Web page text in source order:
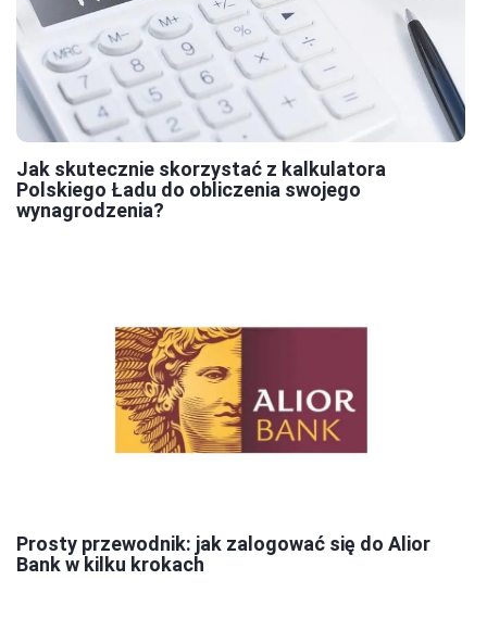
Jak skutecznie skorzystać z kalkulatora
Polskiego Ładu do obliczenia swojego
wynagrodzenia?
Prosty przewodnik: jak zalogować się do Alior
Bank w kilku krokach